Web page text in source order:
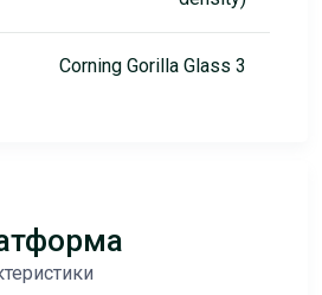
Corning Gorilla Glass 3